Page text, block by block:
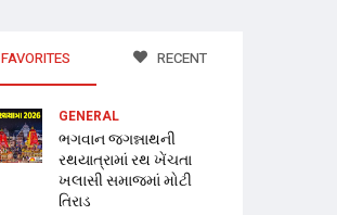
FAVORITES RECENT
GENERAL
ભગવાન જગન્નાથની
રથયાત્રામાં રથ ખેંચતા
ખલાસી સમાજમાં મોટી
તિરાડ